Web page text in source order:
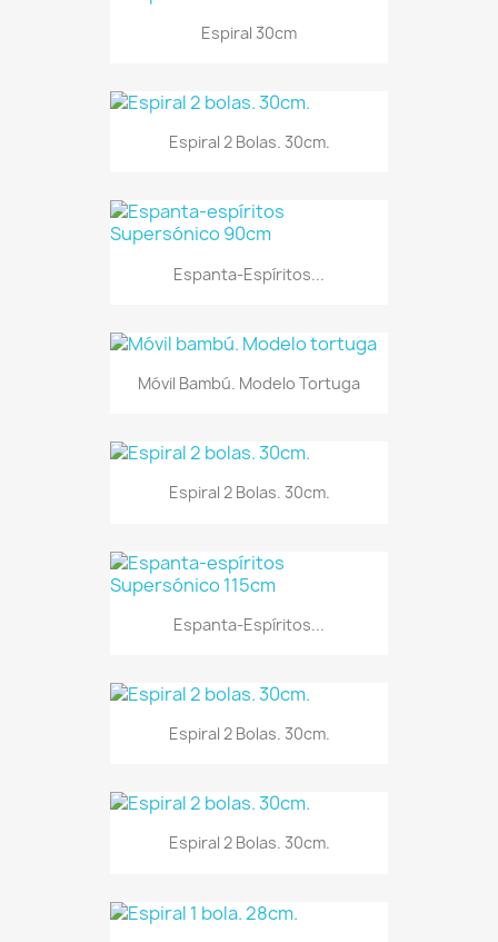
Espiral 30cm
Espiral 2 Bolas. 30cm.
Espanta-Espíritos...
Móvil Bambú. Modelo Tortuga
Espiral 2 Bolas. 30cm.
Espanta-Espíritos...
Espiral 2 Bolas. 30cm.
Espiral 2 Bolas. 30cm.